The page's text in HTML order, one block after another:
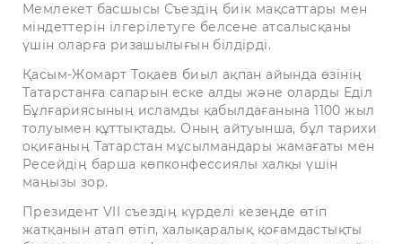
Мемлекет басшысы Съездің биік мақсаттары мен
міндеттерін ілгерілетуге белсене атсалысқаны
үшін оларға ризашылығын білдірді.
Қасым-Жомарт Тоқаев биыл ақпан айында өзінің
Татарстанға сапарын еске алды және оларды Еділ
Бұлғариясының исламды қабылдағанына 1100 жыл
толуымен құттықтады. Оның айтуынша, бұл тарихи
оқиғаның Татарстан мұсылмандары жамағаты мен
Ресейдің барша көпконфессиялы халқы үшін
маңызы зор.
Президент VII съездің күрделі кезеңде өтіп
жатқанын атап өтіп, халықаралық қоғамдастықты